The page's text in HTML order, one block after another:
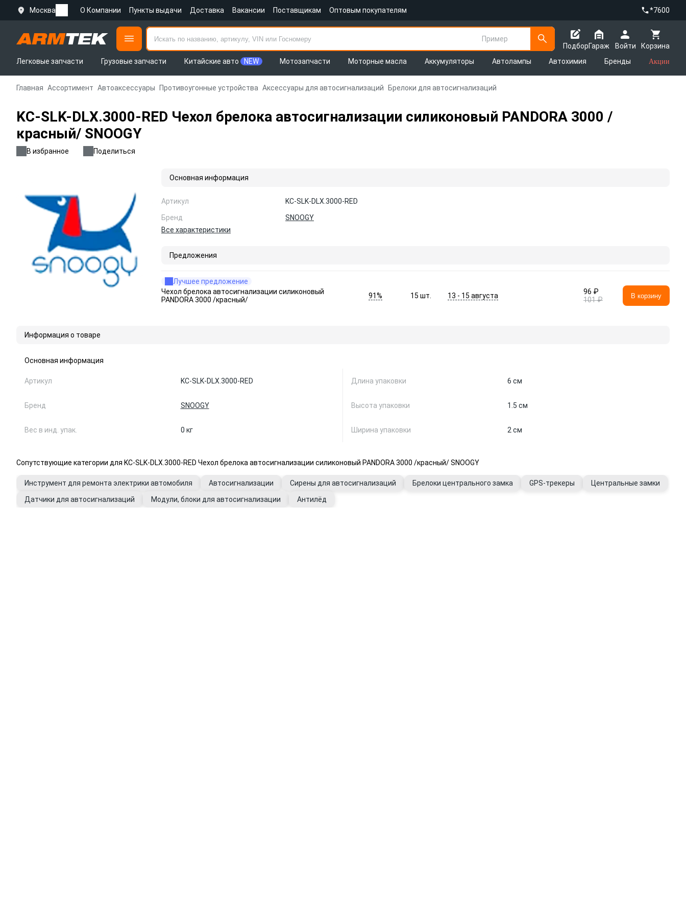
Москва О Компании Пункты выдачи Доставка Вакансии Поставщикам Оптовым покупателям *7600
Пример
Подбор
Корзина
Гараж
Войти
Легковые запчасти
Грузовые запчасти Китайские авто NEW Мотозапчасти Моторные масла Аккумуляторы Автолампы Автохимия Бренды Акции
Главная Ассортимент Автоаксессуары Противоугонные устройства Аксессуары для автосигнализаций Брелоки для автосигнализаций
KC-SLK-DLX.3000-RED Чехол брелока автосигнализации силиконовый PANDORA 3000 /
красный/ SNOOGY
В избранное Поделиться
Основная информация
Артикул
KC-SLK-DLX.3000-RED
Бренд
SNOOGY
Все характеристики
Предложения
Лучшее предложение
Чехол брелока автосигнализации силиконовый
PANDORA 3000 /красный/
91% 15шт. 13 - 15 августа
96 ₽
101 ₽
В корзину
Информация о товаре
Основная информация
Артикул KC-SLK-DLX.3000-RED
Бренд SNOOGY
Вес в инд. упак. 0 кг
Длина упаковки 6 см
Высота упаковки 1.5 см
Ширина упаковки 2 см
Сопутствующие категории для KC-SLK-DLX.3000-RED Чехол брелока автосигнализации силиконовый PANDORA 3000 /красный/ SNOOGY
Инструмент для ремонта электрики автомобиля Автосигнализации Сирены для автосигнализаций Брелоки центрального замка GPS-трекеры
Центральные замки
Датчики для автосигнализаций
Модули, блоки для автосигнализации Антилёд